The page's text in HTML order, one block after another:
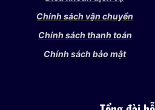
Chính sách vận chuyển
Chính sách thanh toán
Chính sách bảo mật